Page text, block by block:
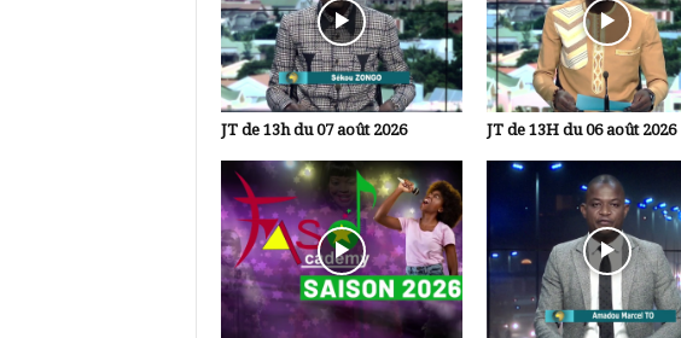
JT de 13h du 07 août 2026 JT de 13H du 06 août 2026